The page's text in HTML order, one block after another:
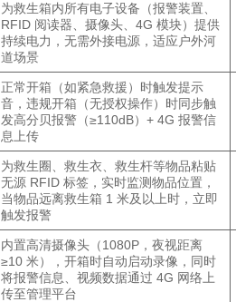
为救生箱内所有电子设备（报警装置、
RFID 阅读器、摄像头、4G 模块）提供
持续电力，无需外接电源，适应户外河
道场景
正常开箱（如紧急救援）时触发提示
音，违规开箱（无授权操作）时同步触
发高分贝报警（≥110dB）+ 4G 报警信
息上传
为救生圈、救生衣、救生杆等物品粘贴
无源 RFID 标签，实时监测物品位置，
当物品远离救生箱 1 米及以上时，立即
触发报警
内置高清摄像头（1080P，夜视距离
≥10 米），开箱时自动启动录像，同时
将报警信息、视频数据通过 4G 网络上
传至管理平台